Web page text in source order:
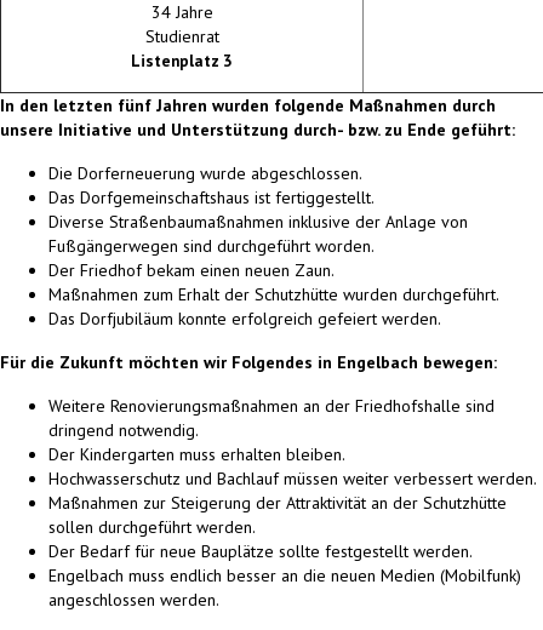
34 Jahre
Studienrat
Listenplatz 3
In den letzten fünf Jahren wurden folgende Maßnahmen durch
unsere Initiative und Unterstützung durch- bzw. zu Ende geführt:
Die Dorferneuerung wurde abgeschlossen.
Das Dorfgemeinschaftshaus ist fertiggestellt.
Diverse Straßenbaumaßnahmen inklusive der Anlage von
Fußgängerwegen sind durchgeführt worden.
Der Friedhof bekam einen neuen Zaun.
Maßnahmen zum Erhalt der Schutzhütte wurden durchgeführt.
Das Dorfjubiläum konnte erfolgreich gefeiert werden.
Für die Zukunft möchten wir Folgendes in Engelbach bewegen:
Weitere Renovierungsmaßnahmen an der Friedhofshalle sind
dringend notwendig.
Der Kindergarten muss erhalten bleiben.
Hochwasserschutz und Bachlauf müssen weiter verbessert werden.
Maßnahmen zur Steigerung der Attraktivität an der Schutzhütte
sollen durchgeführt werden.
Der Bedarf für neue Bauplätze sollte festgestellt werden.
Engelbach muss endlich besser an die neuen Medien (Mobilfunk)
angeschlossen werden.